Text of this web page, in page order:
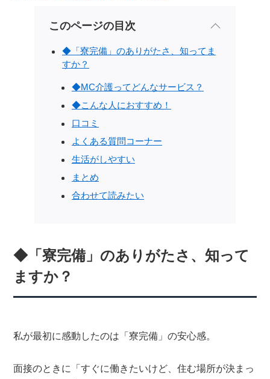
このページの目次
◆「寮完備」のありがたさ、知ってま
すか？
◆MC介護ってどんなサービス？
◆こんな人におすすめ！
口コミ
よくある質問コーナー
生活がしやすい
まとめ
合わせて読みたい
◆「寮完備」のありがたさ、知って
ますか？
私が最初に感動したのは「寮完備」の安心感。
面接のときに「すぐに働きたいけど、住む場所が決まっ